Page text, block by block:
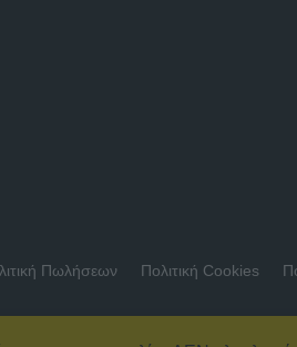
Πωλήσεων Πολιτική Cookies